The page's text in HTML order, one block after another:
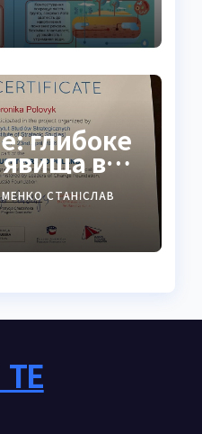
глибоке
в
та
СТАНІСЛАВ